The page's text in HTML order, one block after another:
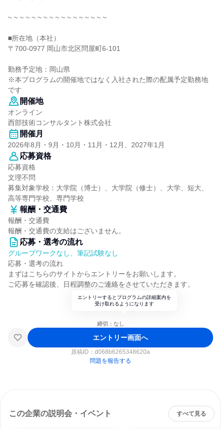
~ ~ ~ ~ ~ ~ ~ ~ ~ ~ ~ ~ ~ ~ ~ ~ ~
■所在地（本社）
〒700-0977 岡山市北区問屋町6-101
勤務予定地：岡山県
※本プログラムの開催地ではなく入社された際の配属予定勤務地
です
開催地
オンライン
西部技術コンサルタント株式会社
開催月
2026年8月・9月・10月・11月・12月、2027年1月
応募資格
応募資格
文理不問
募集対象学校：大学院（博士）、大学院（修士）、大学、短大、
高等専門学校、専門学校
報酬・交通費
報酬・交通費
報酬・交通費の支給はございません。
応募・選考の流れ
グループワークなし、筆記試験なし
応募・選考の流れ
まずはこちらのサイトからエントリーをお願いします。
ご応募を確認後、日程調整のご連絡をさせていただきます。
エントリーするとプログラムの詳細案内を
受け取れるようになります
締切：なし
エントリー画面へ
原稿ID： d068b6265348620a
問題を報告する
この企業の説明会・イベント すべて見る